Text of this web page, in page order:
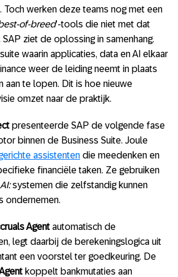
Toch werken deze teams nog met een
of-breed’-tools die niet met dat
ziet de oplossing in samenhang.
waarin applicaties, data en AI elkaar
weer de leiding neemt in plaats
aan te lopen. Dit is hoe nieuwe
omzet naar de praktijk.
presenteerde SAP de volgende fase
binnen de Business Suite. Joule
assistenten die meedenken en
financiële taken. Ze gebruiken
systemen die zelfstandig kunnen
ondernemen.
Agent automatisch de
legt daarbij de berekeningslogica uit
een voorstel ter goedkeuring. De
koppelt bankmutaties aan